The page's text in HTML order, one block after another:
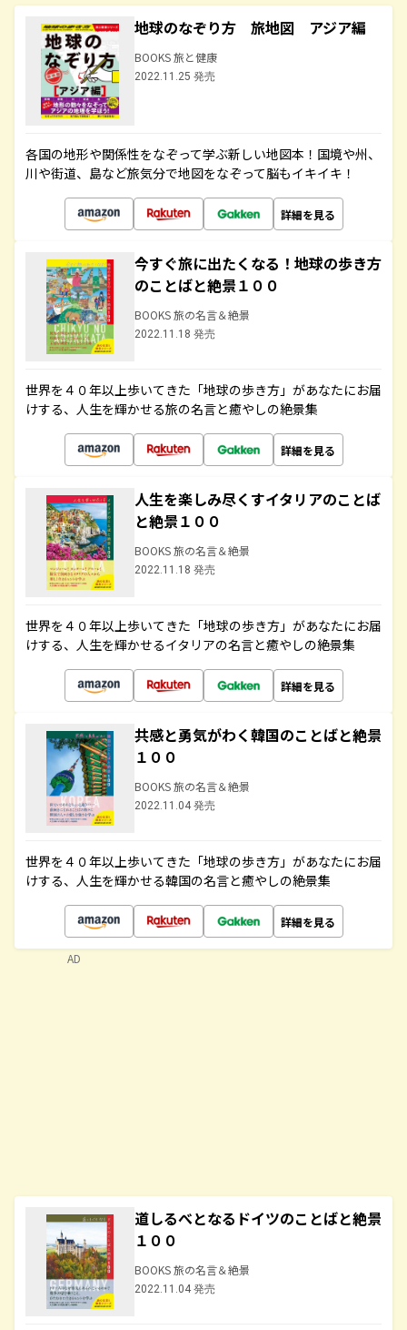
地球のなぞり方 旅地図 アジア編
BOOKS 旅と健康
2022.11.25 発売
各国の地形や関係性をなぞって学ぶ新しい地図本！国境や州、
川や街道、島など旅気分で地図をなぞって脳もイキイキ！
詳細を見る
今すぐ旅に出たくなる！地球の歩き方
のことばと絶景１００
BOOKS 旅の名言＆絶景
2022.11.18 発売
世界を４０年以上歩いてきた「地球の歩き方」があなたにお届
けする、人生を輝かせる旅の名言と癒やしの絶景集
詳細を見る
人生を楽しみ尽くすイタリアのことば
と絶景１００
BOOKS 旅の名言＆絶景
2022.11.18 発売
世界を４０年以上歩いてきた「地球の歩き方」があなたにお届
けする、人生を輝かせるイタリアの名言と癒やしの絶景集
詳細を見る
共感と勇気がわく韓国のことばと絶景
１００
BOOKS 旅の名言＆絶景
2022.11.04 発売
世界を４０年以上歩いてきた「地球の歩き方」があなたにお届
けする、人生を輝かせる韓国の名言と癒やしの絶景集
詳細を見る
道しるべとなるドイツのことばと絶景
１００
BOOKS 旅の名言＆絶景
2022.11.04 発売
AD